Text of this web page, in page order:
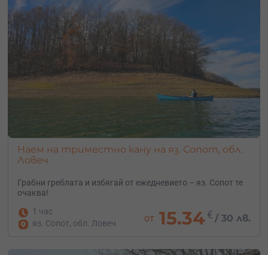
Наем на триместно кану на яз. Сопот, обл.
Ловеч
Грабни греблата и избягай от ежедневието – яз. Сопот те
очаква!
1 час
яз. Сопот, обл. Ловеч
от 15.34€ /30 лв.